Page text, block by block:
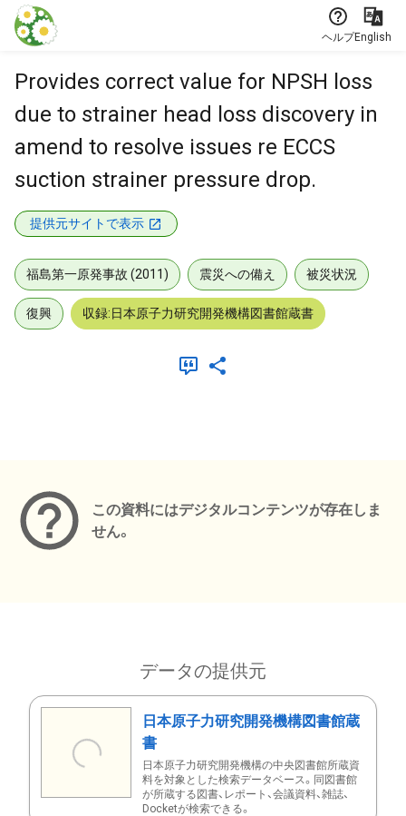
本文に飛ぶ
ヘルプEnglish
Provides correct value for NPSH loss
due to strainer head loss discovery in
amend to resolve issues re ECCS
suction strainer pressure drop.
提供元サイトで表示
福島第一原発事故 (2011) 震災への備え 被災状況
復興 収録:日本原子力研究開発機構図書館蔵書
この資料にはデジタルコンテンツが存在しま
せん。
データの提供元
日本原子力研究開発機構図書館蔵
書
日本原子力研究開発機構の中央図書館所蔵資
料を対象とした検索データベース。同図書館
が所蔵する図書、レポート、会議資料、雑誌、
Docketが検索できる。